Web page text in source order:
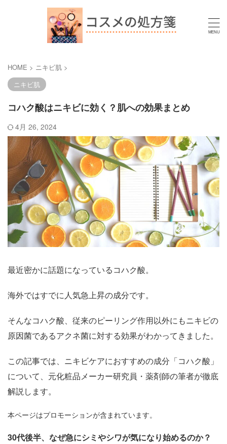
HOME > ニキビ肌 >
ニキビ肌
コハク酸はニキビに効く？肌への効果まとめ
4月 26, 2024
最近密かに話題になっているコハク酸。
海外ではすでに人気急上昇の成分です。
そんなコハク酸、従来のピーリング作用以外にもニキビの
原因菌であるアクネ菌に対する効果がわかってきました。
この記事では、ニキビケアにおすすめの成分「コハク酸」
について、元化粧品メーカー研究員・薬剤師の筆者が徹底
解説します。
本ページはプロモーションが含まれています。
30代後半、なぜ急にシミやシワが気になり始めるのか？